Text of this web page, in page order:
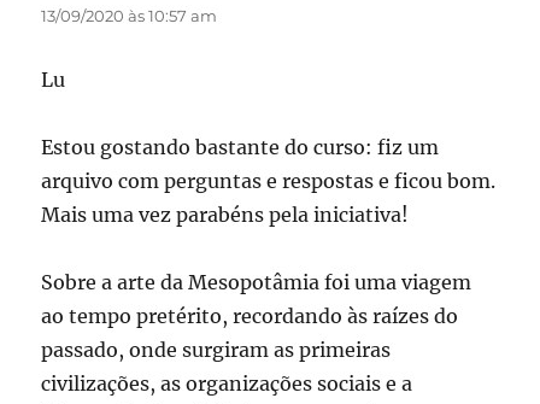
13/09/2020 às 10:57 am
Lu
Estou gostando bastante do curso: fiz um
arquivo com perguntas e respostas e ficou bom.
Mais uma vez parabéns pela iniciativa!
Sobre a arte da Mesopotâmia foi uma viagem
ao tempo pretérito, recordando às raízes do
passado, onde surgiram as primeiras
civilizações, as organizações sociais e a